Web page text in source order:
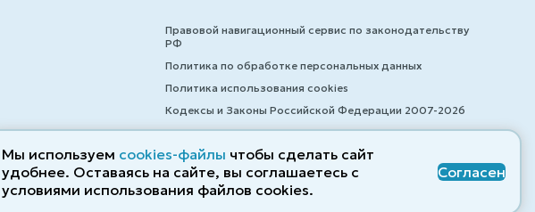
Правовой навигационный сервис по законодательству
РФ
Политика по обработке персональных данных
Политика использования cookies
Кодексы и Законы Российской Федерации 2007-2026
© ZAKONRF.INFO
Мы используем cookies-файлы чтобы сделать сайт
удобнее. Оставаясь на сайте, вы соглашаетесь с
условиями использования файлов cооkies.
Согласен